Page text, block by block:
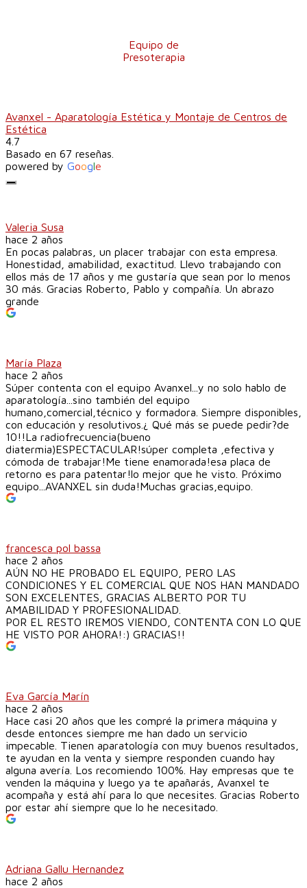
Equipo de
Presoterapia
Avanxel - Aparatología Estética y Montaje de Centros de
Estética
4.7
Basado en 67 reseñas.
powered by Google
Valeria Susa
hace 2 años
En pocas palabras, un placer trabajar con esta empresa.
Honestidad, amabilidad, exactitud. Llevo trabajando con
ellos más de 17 años y me gustaría que sean por lo menos
30 más. Gracias Roberto, Pablo y compañía. Un abrazo
grande
María Plaza
hace 2 años
Súper contenta con el equipo Avanxel...y no solo hablo de
aparatología...sino también del equipo
humano,comercial,técnico y formadora. Siempre disponibles,
con educación y resolutivos.¿ Qué más se puede pedir?de
10!!La radiofrecuencia(bueno
diatermia)ESPECTACULAR!súper completa ,efectiva y
cómoda de trabajar!Me tiene enamorada!esa placa de
retorno es para patentar!lo mejor que he visto. Próximo
equipo...AVANXEL sin duda!Muchas gracias,equipo.
francesca pol bassa
hace 2 años
AÚN NO HE PROBADO EL EQUIPO, PERO LAS
CONDICIONES Y EL COMERCIAL QUE NOS HAN MANDADO
SON EXCELENTES, GRACIAS ALBERTO POR TU
AMABILIDAD Y PROFESIONALIDAD.
POR EL RESTO IREMOS VIENDO, CONTENTA CON LO QUE
HE VISTO POR AHORA!:) GRACIAS!!
Eva García Marín
hace 2 años
Hace casi 20 años que les compré la primera máquina y
desde entonces siempre me han dado un servicio
impecable. Tienen aparatología con muy buenos resultados,
te ayudan en la venta y siempre responden cuando hay
alguna avería. Los recomiendo 100%. Hay empresas que te
venden la máquina y luego ya te apañarás, Avanxel te
acompaña y está ahí para lo que necesites. Gracias Roberto
por estar ahí siempre que lo he necesitado.
Adriana Gallu Hernandez
hace 2 años